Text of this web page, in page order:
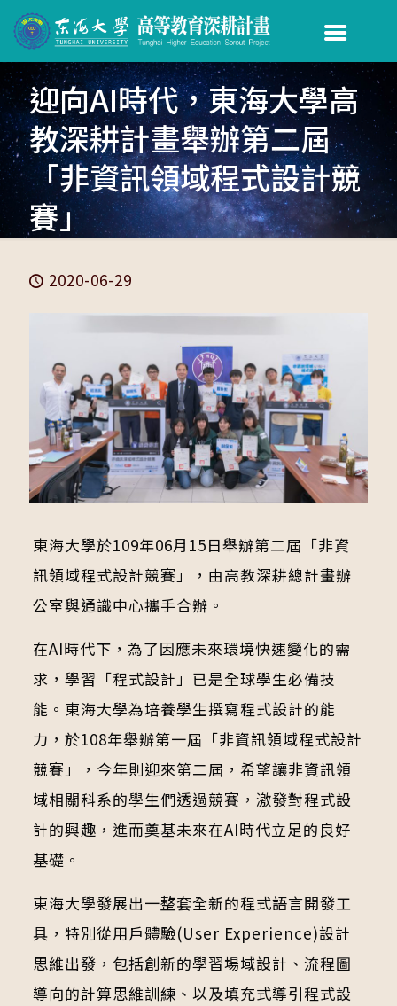
迎向AI時代，東海大學高
教深耕計畫舉辦第二屆
「非資訊領域程式設計競
賽」
2020-06-29
東海大學於109年06月15日舉辦第二屆「非資
訊領域程式設計競賽」，由高教深耕總計畫辦
公室與通識中心攜手合辦。
在AI時代下，為了因應未來環境快速變化的需
求，學習「程式設計」已是全球學生必備技
能。東海大學為培養學生撰寫程式設計的能
力，於108年舉辦第一屆「非資訊領域程式設計
競賽」，今年則迎來第二屆，希望讓非資訊領
域相關科系的學生們透過競賽，激發對程式設
計的興趣，進而奠基未來在AI時代立足的良好
基礎。
東海大學發展出一整套全新的程式語言開發工
具，特別從用戶體驗(User Experience)設計
思維出發，包括創新的學習場域設計、流程圖
導向的計算思維訓練、以及填充式導引程式設